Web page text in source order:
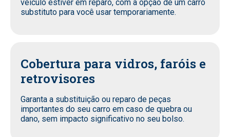
veículo estiver em reparo, com a opção de um carro
substituto para você usar temporariamente.
Cobertura para vidros, faróis e
retrovisores
Garanta a substituição ou reparo de peças
importantes do seu carro em caso de quebra ou
dano, sem impacto significativo no seu bolso.